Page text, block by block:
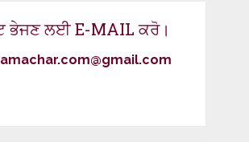
ਭੇਜਣ ਲਈ E-MAIL ਕਰੋ।